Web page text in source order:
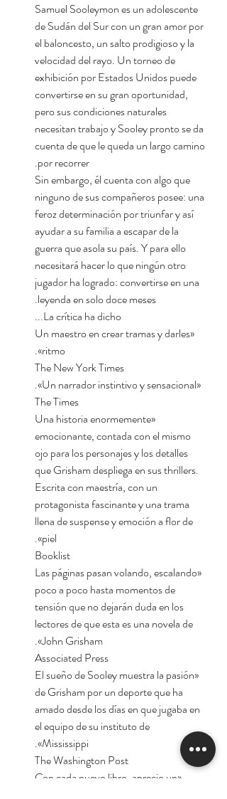
Samuel Sooleymon es un adolescente
de Sudán del Sur con un gran amor por
el baloncesto, un salto prodigioso y la
velocidad del rayo. Un torneo de
exhibición por Estados Unidos puede
convertirse en su gran oportunidad,
pero sus condiciones naturales
necesitan trabajo y Sooley pronto se da
cuenta de que le queda un largo camino
por recorrer.
Sin embargo, él cuenta con algo que
ninguno de sus compañeros posee: una
feroz determinación por triunfar y así
ayudar a su familia a escapar de la
guerra que asola su país. Y para ello
necesitará hacer lo que ningún otro
jugador ha logrado: convertirse en una
leyenda en solo doce meses.
La crítica ha dicho...
«Un maestro en crear tramas y darles
ritmo».
The New York Times
«Un narrador instintivo y sensacional».
The Times
«Una historia enormemente
emocionante, contada con el mismo
ojo para los personajes y los detalles
que Grisham despliega en sus thrillers.
Escrita con maestría, con un
protagonista fascinante y una trama
llena de suspense y emoción a flor de
piel».
Booklist
«Las páginas pasan volando, escalando
poco a poco hasta momentos de
tensión que no dejarán duda en los
lectores de que esta es una novela de
John Grisham».
Associated Press
«El sueño de Sooley muestra la pasión
de Grisham por un deporte que ha
amado desde los días en que jugaba en
el equipo de su instituto de
Mississippi».
The Washington Post
«Con cada nuevo libro, aprecio un